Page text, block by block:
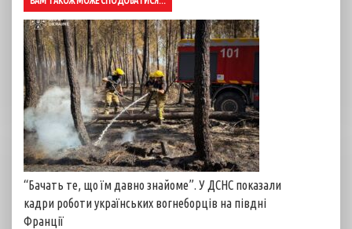
“Бачать те, що їм давно знайоме”. У ДСНС показали
кадри роботи українських вогнеборців на півдні
Франції